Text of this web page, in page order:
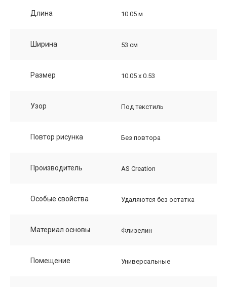
Длина 10.05 м
Ширина 53 см
Размер 10.05 х 0.53
Узор Под текстиль
Повтор рисунка Без повтора
Производитель AS Creation
Особые свойства Удаляются без остатка
Материал основы Флизелин
Помещение Универсальные